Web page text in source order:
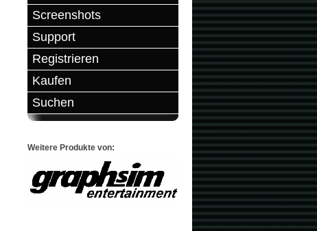
Screenshots
Support
Registrieren
Kaufen
Suchen
Weitere Produkte von: